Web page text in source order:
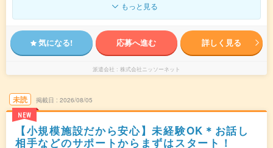
もっと見る
気になる! 応募へ進む 詳しく見る
派遣会社 株式会社ニッソーネット
未読
NEW
掲載日 2026/08/05
【小規模施設だから安心】未経験OK＊お話し
相手などのサポートからまずはスタート！